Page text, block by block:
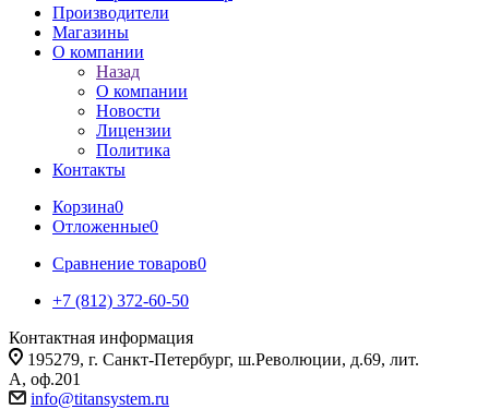
Производители
Магазины
О компании
Назад
О компании
Новости
Лицензии
Политика
Контакты
Корзина0
Отложенные0
Сравнение товаров0
+7 (812) 372-60-50
Контактная информация
195279, г. Санкт-Петербург, ш.Революции, д.69, лит.
А, оф.201
info@titansystem.ru